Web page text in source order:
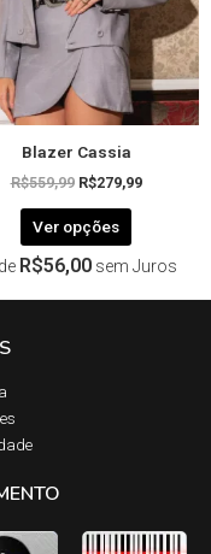
Blazer Cassia
R$559,99 R$279,99
Ver opções
escolhidas
na
página
do
R$56,00 sem Juros